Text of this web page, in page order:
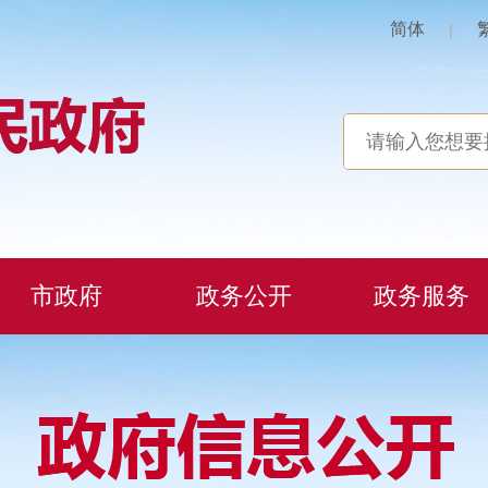
简体 |
市政府 政务公开 政务服务